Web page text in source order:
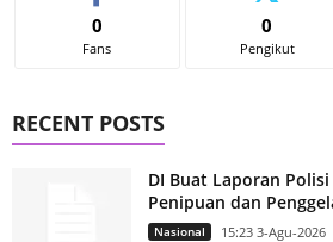
0
Fans
0
Pengikut
RECENT POSTS
DI Buat Laporan Polisi
Penipuan dan
Nasional 15:23 3-Agu-2026